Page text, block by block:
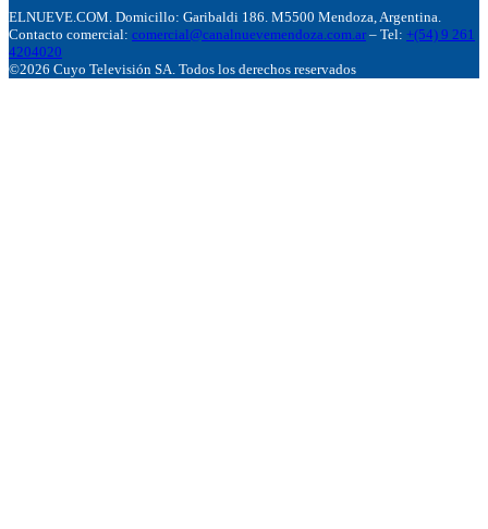
ELNUEVE.COM. Domicillo: Garibaldi 186. M5500 Mendoza, Argentina.
Contacto comercial: comercial@canalnuevemendoza.com.ar – Tel: +(54) 9 261
4204020
©2026 Cuyo Televisión SA. Todos los derechos reservados